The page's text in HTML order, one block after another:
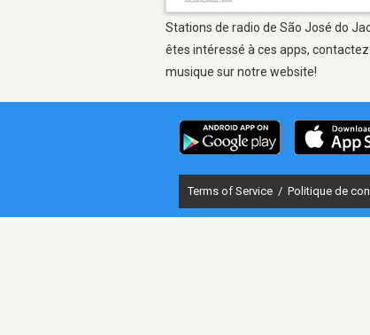
Stations de radio de São José do
êtes intéressé à ces apps,
musique sur notre website!
Terms of Service / Politique de